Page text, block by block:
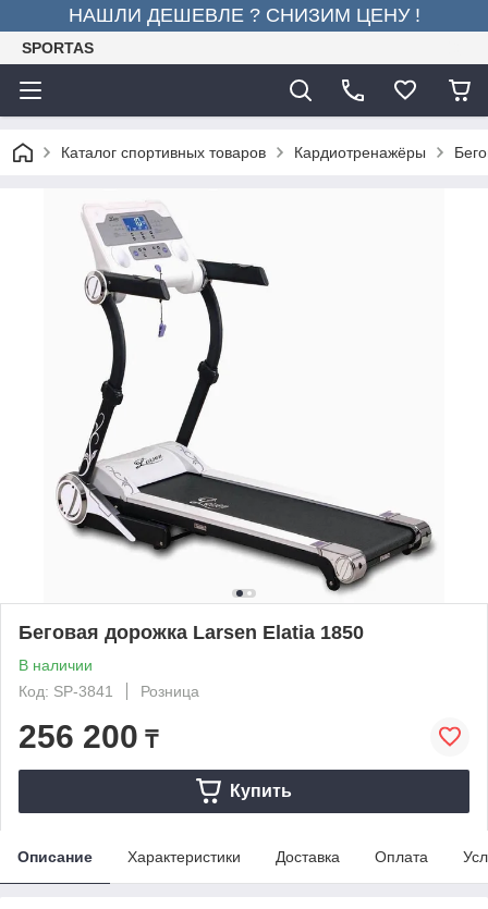
НАШЛИ ДЕШЕВЛЕ ? СНИЗИМ ЦЕНУ !
SPORTAS
Каталог спортивных товаров Кардиотренажёры
Беговая дорожка Larsen Elatia 1850
В наличии
Код: SP-3841
Розница
256 200 ₸
Купить
Описание Характеристики Доставка Оплата